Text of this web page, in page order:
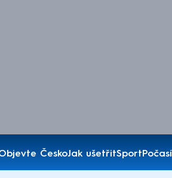
ČeskoJak ušetřitSportPočasí